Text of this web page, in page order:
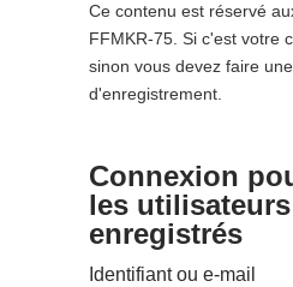
Ce contenu est réservé
FFMKR-75. Si c'est votre
sinon vous devez faire
d'enregistrement.
Connexion
les utilisateurs
enregistrés
Identifiant ou e-mail